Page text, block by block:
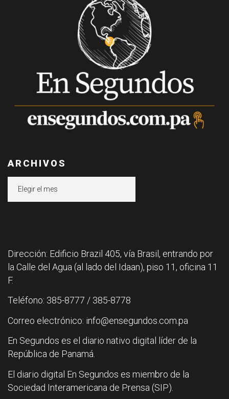
ARCHIVOS
Dirección: Edificio Brazil 405, vía Brasil, entrando por
la Calle del Agua (al lado del Idaan), piso 11, oficina 11
F.
Teléfono: 385-8777 / 385-8778
Correo electrónico: info@ensegundos.com.pa
En Segundos es el diario nativo digital líder de la
República de Panamá.
El diario digital En Segundos es miembro de la
Sociedad Interamericana de Prensa (SIP).